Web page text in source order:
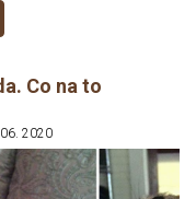
Co na to
2020